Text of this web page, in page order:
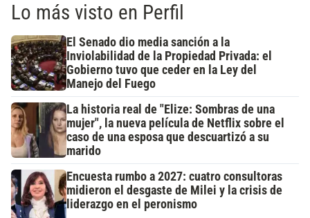
Lo más visto en Perfil
El Senado dio media sanción a la
Inviolabilidad de la Propiedad Privada: el
Gobierno tuvo que ceder en la Ley del
Manejo del Fuego
La historia real de "Elize: Sombras de una
mujer", la nueva película de Netflix sobre el
caso de una esposa que descuartizó a su
marido
Encuesta rumbo a 2027: cuatro consultoras
midieron el desgaste de Milei y la crisis de
liderazgo en el peronismo